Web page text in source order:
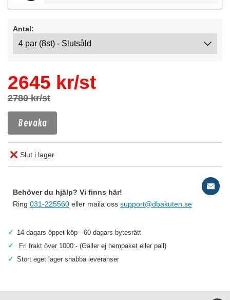
Antal:
2645 kr/st
2780 kr/st
Bevaka
Slut i lager
Behöver du hjälp? Vi finns här!
Ring 031-225560 eller maila oss support@dbakuten.se
✓ 14 dagars öppet köp - 60 dagars bytesrätt
✓ Fri frakt över 1000:- (Gäller ej hempaket eller pall)
✓ Stort eget lager snabba leveranser